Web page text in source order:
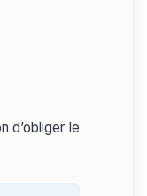
d’obliger le